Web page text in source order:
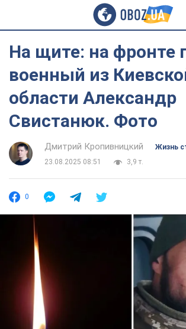
На щите: на фронте
военный из
области Александр
Свистанюк. Фото
Дмитрий Кропивницкий
Жизнь
23.08.2025 08:51
3,9 т.
0